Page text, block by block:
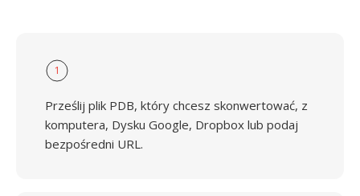
1
Prześlij plik PDB, który chcesz skonwertować, z
komputera, Dysku Google, Dropbox lub podaj
bezpośredni URL.